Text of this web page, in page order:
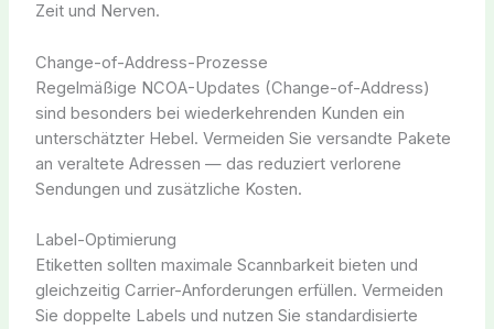
Zeit und Nerven.
Change-of-Address-Prozesse
Regelmäßige NCOA-Updates (Change-of-Address)
sind besonders bei wiederkehrenden Kunden ein
unterschätzter Hebel. Vermeiden Sie versandte Pakete
an veraltete Adressen — das reduziert verlorene
Sendungen und zusätzliche Kosten.
Label-Optimierung
Etiketten sollten maximale Scannbarkeit bieten und
gleichzeitig Carrier-Anforderungen erfüllen. Vermeiden
Sie doppelte Labels und nutzen Sie standardisierte